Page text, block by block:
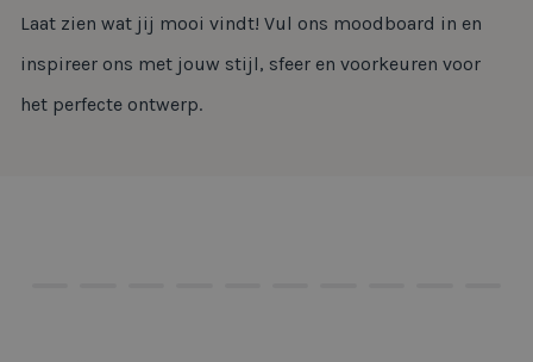
Laat zien wat jij mooi vindt! Vul ons moodboard in en
inspireer ons met jouw stijl, sfeer en voorkeuren voor
het perfecte ontwerp.